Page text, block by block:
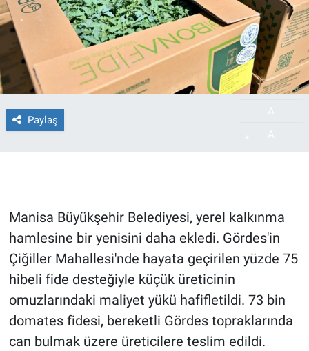
Paylaş
Manisa Büyükşehir Belediyesi, yerel kalkınma
hamlesine bir yenisini daha ekledi. Gördes'in
Çiğiller Mahallesi'nde hayata geçirilen yüzde 75
hibeli fide desteğiyle küçük üreticinin
omuzlarındaki maliyet yükü hafifletildi. 73 bin
domates fidesi, bereketli Gördes topraklarında
can bulmak üzere üreticilere teslim edildi.